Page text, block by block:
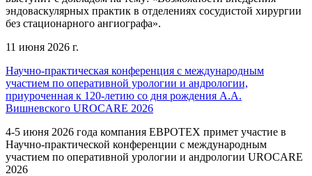
эндоваскулярных практик в отделениях сосудистой хирургии
без стационарного ангиографа».
11 июня 2026 г.
Научно-практическая конференция с международным
участием по оперативной урологии и андрологии,
приуроченная к 120-летию со дня рождения А.А.
Вишневского UROCARE 2026
4-5 июня 2026 года компания ЕВРОТЕХ примет участие в
Научно-практической конференции с международным
участием по оперативной урологии и андрологии UROCARE
2026